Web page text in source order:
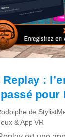
Replay :
pour
de
& App VR